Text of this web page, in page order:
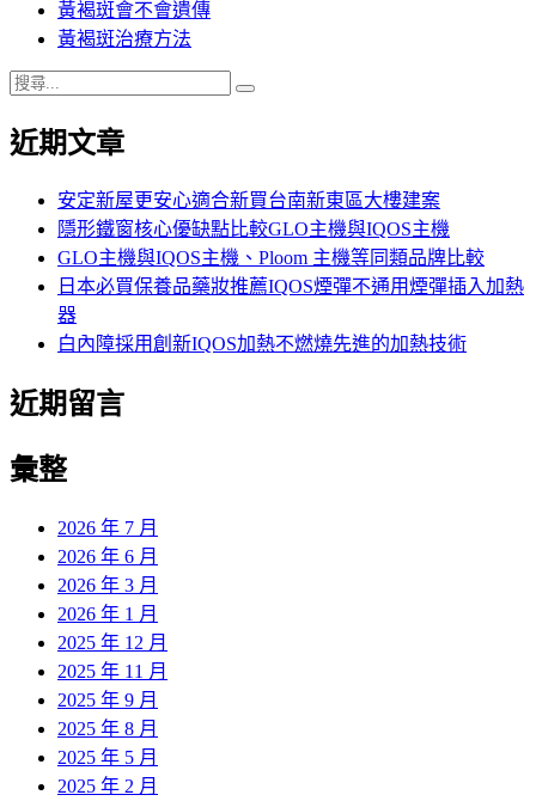
黃褐斑會不會遺傳
黃褐斑治療方法
搜
關
近期文章
安定新屋更安心適合新買台南新東區大樓建案
隱形鐵窗核心優缺點比較GLO主機與IQOS主機
GLO主機與IQOS主機、Ploom 主機等同類品牌比較
日本必買保養品藥妝推薦IQOS煙彈不通用煙彈插入加熱
器
白內障採用創新IQOS加熱不燃燒先進的加熱技術
近期留言
彙整
2026 年 7 月
2026 年 6 月
2026 年 3 月
2026 年 1 月
2025 年 12 月
2025 年 11 月
2025 年 9 月
2025 年 8 月
2025 年 5 月
2025 年 2 月